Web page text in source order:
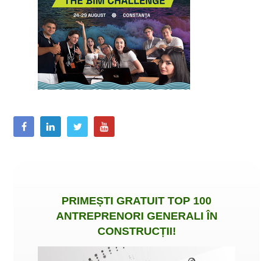
PRIMEȘTI GRATUIT TOP 100
ANTREPRENORI GENERALI ÎN
CONSTRUCȚII!